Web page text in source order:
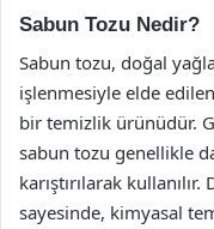
Sabun Tozu Nedir?
Sabun tozu, doğal
işlenmesiyle elde
bir temizlik ürünüdür.
sabun tozu genellikle
karıştırılarak
sayesinde, kimyasal